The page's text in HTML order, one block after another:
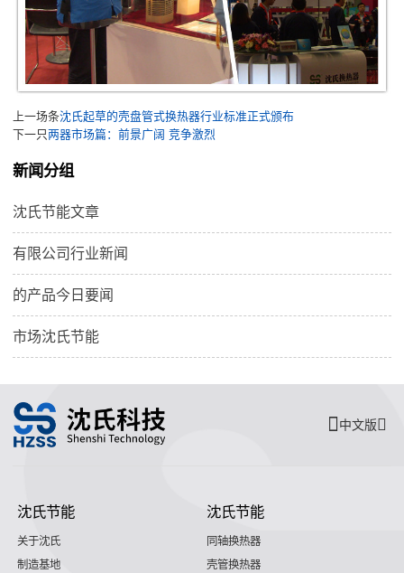
上一场条沈氏起草的壳盘管式换热器行业标准正式颁布
下一只两器市场篇：前景广阔 竞争激烈
新闻分组
沈氏节能文章
有限公司行业新闻
的产品今日要闻
市场沈氏节能
中文版
沈氏节能
关于沈氏
制造基地
沈氏节能
同轴换热器
壳管换热器